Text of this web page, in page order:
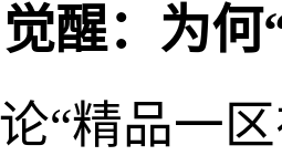
醒：为
“精品一